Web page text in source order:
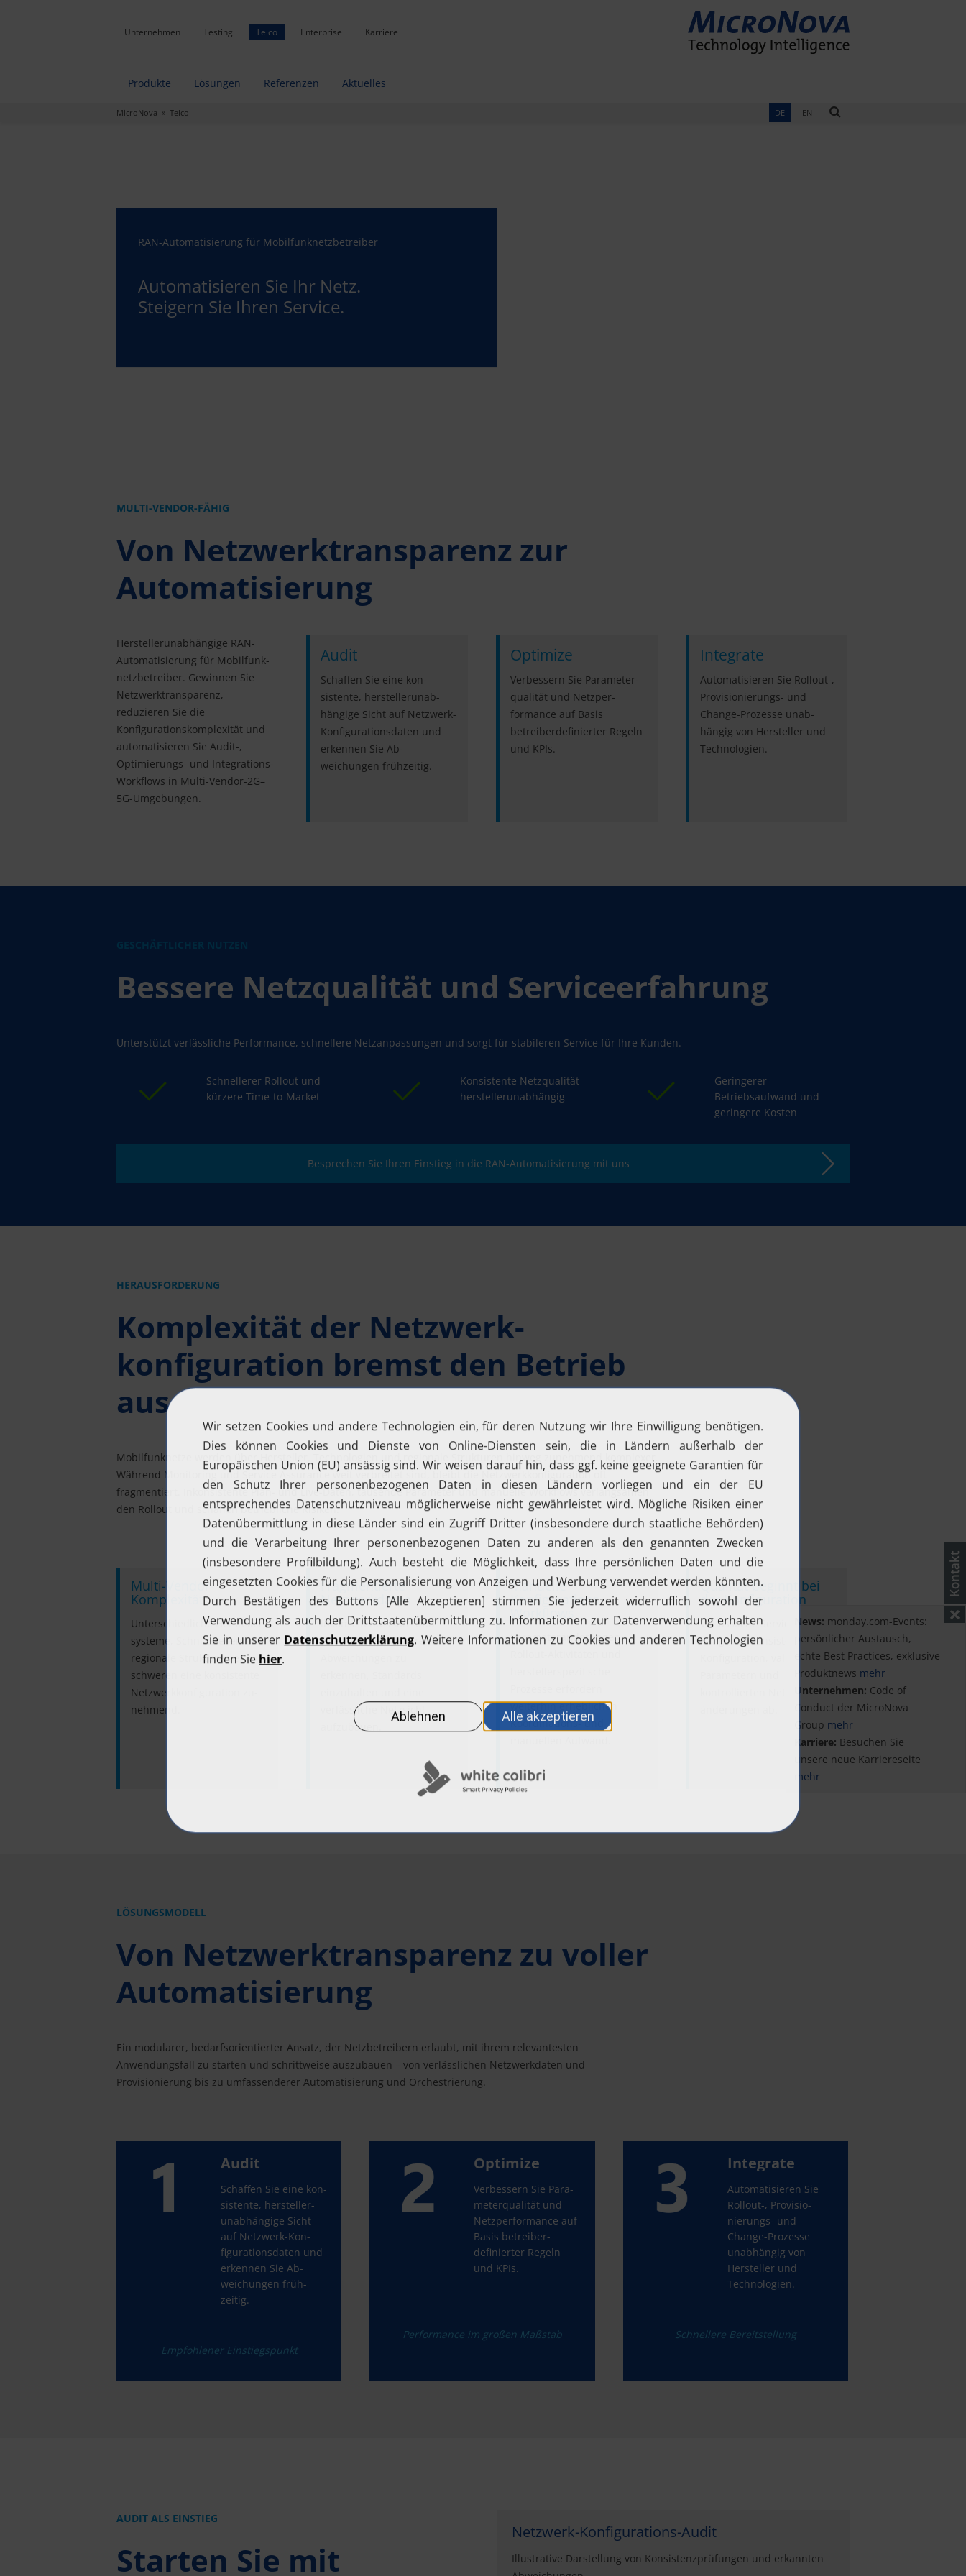
Unternehmen Testing Telco Enterprise Karriere
Produkte Lösungen Referenzen Aktuelles
MicroNova » Telco DE EN
RAN-Automatisierung für Mobilfunknetzbetreiber
Automatisieren Sie Ihr Netz.
Steigern Sie Ihren Service.
MULTI-VENDOR-FÄHIG
Von Netzwerk­transparenz zur
Auto­matisierung
Hersteller­unabhängige RAN-
Automatisierung für Mobil­funk­
netz­betreiber. Gewinnen Sie
Netzwerk­transparenz,
reduzieren Sie die
Konfigurations­komplexität und
auto­matisieren Sie Audit-,
Optimierungs- und Integrations-
Workflows in Multi-Vendor-2G–
5G-Umgebungen.
Audit
Schaffen Sie eine kon­
sistente, hersteller­unab­
hängige Sicht auf Netz­werk-
Kon­figurations­daten und
erkennen Sie Ab­
weichungen frühzeitig.
Optimize
Verbessern Sie Para­meter­
qualität und Netz­per­
formance auf Basis
betreiber­definierter Regeln
und KPIs.
Integrate
Auto­matisieren Sie Rollout-,
Pro­vi­sionierungs- und
Change-Prozesse un­ab­
hängig von Her­steller und
Techno­logien.
Bessere Netz­qualität und Service­erfahrung
Unterstützt verlässliche Performance, schnellere Netzanpassungen und sorgt für stabileren Service für Ihre Kunden.
Schnellerer Rollout und
kürzere Time-to-Market
Konsistente Netzqualität
herstellerunabhängig
Geringerer
Betriebsaufwand und
geringere Kosten
Besprechen Sie Ihren Einstieg in die RAN-Automatisierung mit uns
HERAUSFORDERUNG
Komplexität der Netzwerk­
konfiguration bremst den Betrieb
aus
Mobilfunknetze werden über Hersteller, Technologien und regionale Strukturen hinweg zunehmend komplexer.
Während Monitoring und Service Assurance weit verbreitet sind, bleibt die Netzwerkkonfiguration oft
fragmentiert. Inkonsistente Plan- und Live-Daten, tausende Parameter und manuelle Workflows verlangsamen
den Rollout und schaffen betriebliche Risiken.
Multi-Vendor-
Komplexität
Unter­schiedliche Hersteller­
systeme, Schnitt­stellen und
regionale Strukturen er­
schweren eine kon­sis­tente
Netz­werk­konfi­gura­tion zu­
nehmend.
Fragmentierte
Netzwerkdaten
Inkonsistente Plan- und
Live-Daten erschweren es,
verlässliche Netzsicht
aufzubauen.
Manuelle
Konfigurations-
Workflows
Parameteränderungen,
weiterhin erheblichen
Koordinations- und
Qualität beginnt bei
der Konfiguration
Verlässliche Service­qualität
hängt von konsistenter
Konfiguration, validierten
LÖSUNGSMODELL
Von Netzwerk­transparenz zu voller
Auto­matisierung
Ein modularer, bedarfsorientierter Ansatz, der Netzbetreibern erlaubt, mit ihrem relevantesten
Anwendungsfall zu starten und schrittweise auszubauen – von verlässlichen Netzwerk­daten und
Provisionierung bis zu umfassenderer Automatisierung und Orchestrierung.
Audit
Schaffen Sie eine kon­
sis­tente, her­steller­
unabhängige Sicht
auf Netz­werk-Kon­
figura­tions­daten und
erkennen Sie Ab­
weichun­gen früh­
zeitig.
Empfohlener Einstiegspunkt
Optimize
Verbessern Sie Para­
meter­qualität und
Netz­per­for­mance auf
Basis betreiber­
definierter Regeln
und KPIs.
Performance im großen Maßstab
Integrate
Automatisieren Sie
Rollout-, Pro­visio­
nierungs- und
Change-Prozesse
unabhängig von
Hersteller und
Technologien.
Schnellere Bereitstellung
AUDIT ALS EINSTIEG
Starten Sie mit
Netzwerk-Konfigurations-Audit
Illustrative Darstellung von Konsistenz­prüfungen und erkannten
News: monday.com-Events:
persönlicher Austausch,
echte Best Practices, exklusive
Produktnews mehr
Unternehmen: Code of
Conduct der MicroNova
Group mehr
Karriere: Besuchen Sie
unsere neue Karriereseite
mehr